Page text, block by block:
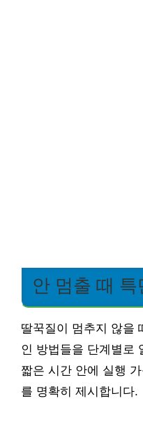
안 멈출 때 특
딸꾹질이 멈추지 않을
인 방법들을 단계별로
짧은 시간 안에 실행
를 명확히 제시합니다.